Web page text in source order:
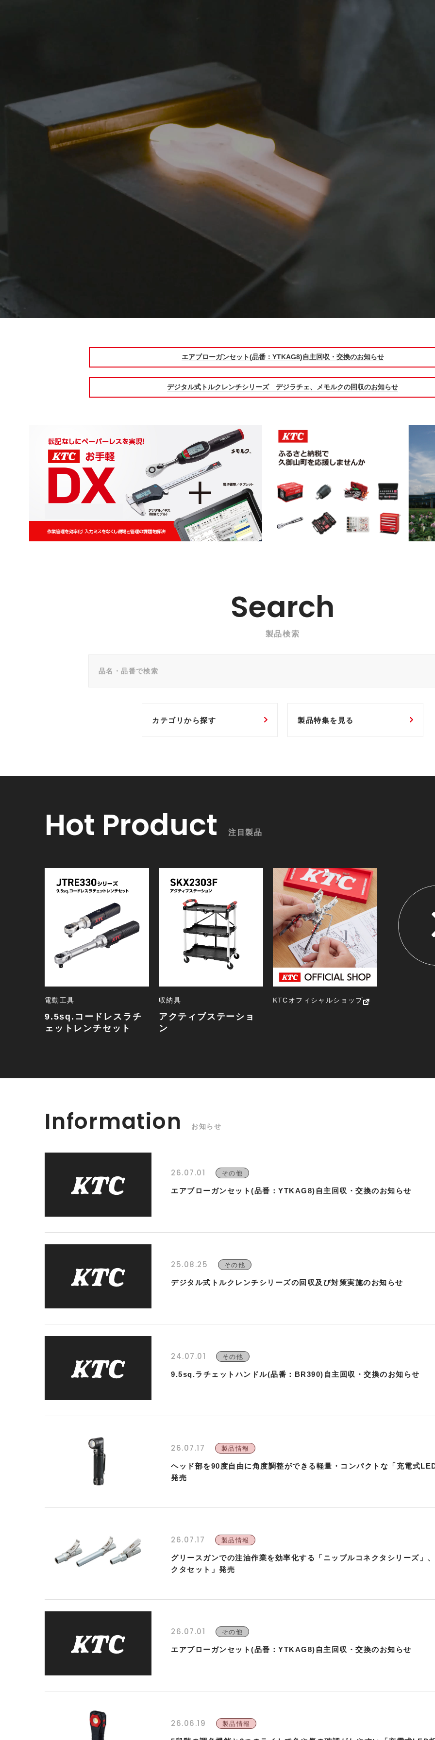
エアブローガンセット(品番：YTKAG8)自主回収・交換のお知らせ
デジタル式トルクレンチシリーズ デジラチェ、メモルクの回収のお知らせ
Search
製品検索
カテゴリから探す 製品特集を見る
Hot Product 注目製品
電動工具
9.5sq.コードレスラチ
ェットレンチセット
収納具
アクティブステーショ
ン
KTCオフィシャルショップ
新製品一
Information お知らせ
26.07.01 その他
エアブローガンセット(品番：YTKAG8)自主回収・交換のお知らせ
25.08.25 その他
デジタル式トルクレンチシリーズの回収及び対策実施のお知らせ
24.07.01 その他
9.5sq.ラチェットハンドル(品番：BR390)自主回収・交換のお知らせ
26.07.17 製品情報
ヘッド部を90度自由に角度調整ができる軽量・コンパクトな「充電式
発売
26.07.17 製品情報
グリースガンでの注油作業を効率化する「ニップルコネクタシリーズ」
クタセット」発売
26.07.01 その他
エアブローガンセット(品番：YTKAG8)自主回収・交換のお知らせ
26.06.19 製品情報